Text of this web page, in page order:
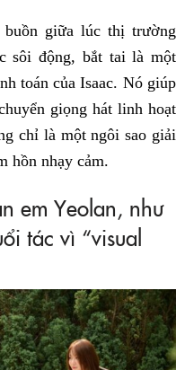
giữa lúc thị trường
sôi động, bắt tai là một
toán của Isaac. Nó giúp
giọng hát linh hoạt
chỉ là một ngôi sao giải
hồn nhạy cảm.
em Yeolan, như
tác vì “visual